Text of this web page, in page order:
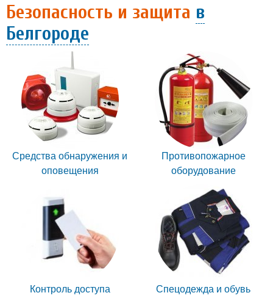
Безопасность и защита в
Белгороде
Средства обнаружения и
оповещения
Противопожарное
оборудование
Контроль доступа Спецодежда и обувь